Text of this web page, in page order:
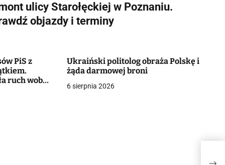
ulicy Starołęckiej w Poznaniu.
objazdy i terminy
PiS z
ruch wobec
Ukraiński politolog obraża Polskę i
żąda darmowej broni
6 sierpnia 2026